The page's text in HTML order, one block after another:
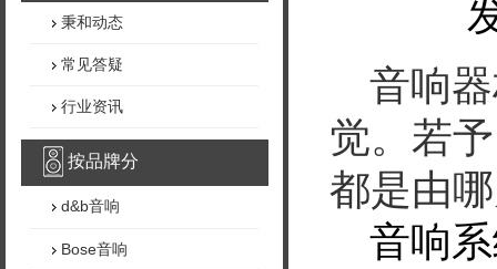
秉和动态
常见答疑
行业资讯
按品牌分
d&b音响
Bose音响
音响
觉。若
都是由
音响